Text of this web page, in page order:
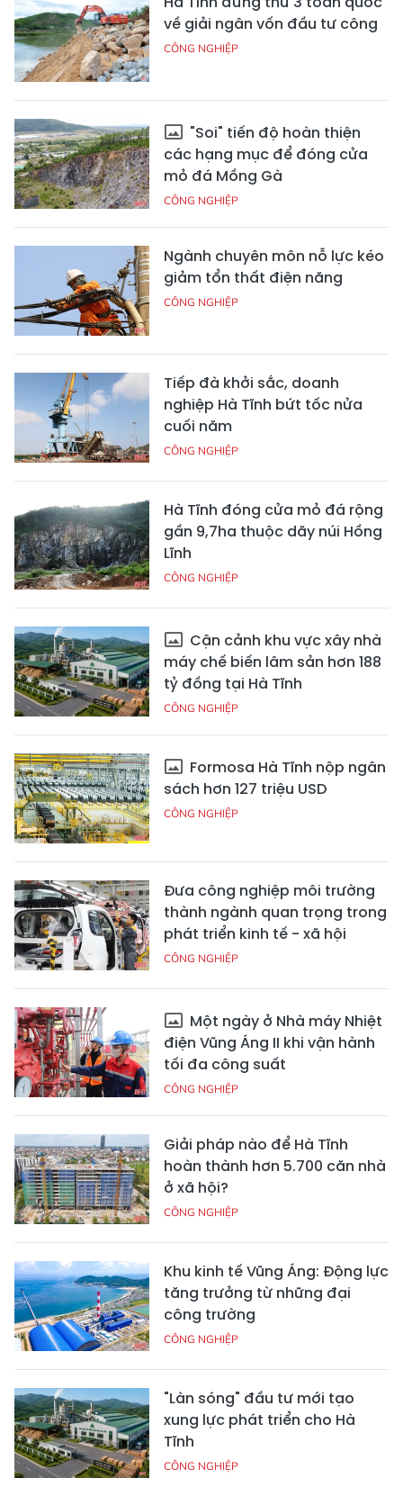
về giải ngân vốn đầu tư công
CÔNG NGHIỆP
"Soi" tiến độ hoàn thiện
các hạng mục để đóng cửa
mỏ đá Mồng Gà
CÔNG NGHIỆP
Ngành chuyên môn nỗ lực kéo
giảm tổn thất điện năng
CÔNG NGHIỆP
Tiếp đà khởi sắc, doanh
nghiệp Hà Tĩnh bứt tốc nửa
cuối năm
CÔNG NGHIỆP
Hà Tĩnh đóng cửa mỏ đá rộng
gần 9,7ha thuộc dãy núi Hồng
Lĩnh
CÔNG NGHIỆP
Cận cảnh khu vực xây nhà
máy chế biến lâm sản hơn 188
tỷ đồng tại Hà Tĩnh
CÔNG NGHIỆP
Formosa Hà Tĩnh nộp ngân
sách hơn 127 triệu USD
CÔNG NGHIỆP
Đưa công nghiệp môi trường
thành ngành quan trọng trong
phát triển kinh tế - xã hội
CÔNG NGHIỆP
Một ngày ở Nhà máy Nhiệt
điện Vũng Áng II khi vận hành
tối đa công suất
CÔNG NGHIỆP
Giải pháp nào để Hà Tĩnh
hoàn thành hơn 5.700 căn nhà
ở xã hội?
CÔNG NGHIỆP
Khu kinh tế Vũng Áng: Động lực
tăng trưởng từ những đại
công trường
CÔNG NGHIỆP
"Làn sóng" đầu tư mới tạo
xung lực phát triển cho Hà
Tĩnh
CÔNG NGHIỆP